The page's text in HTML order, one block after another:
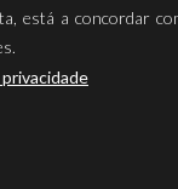
está a concordar